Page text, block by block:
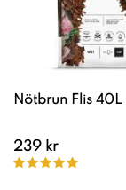
Nötbrun Flis 40L
239 kr